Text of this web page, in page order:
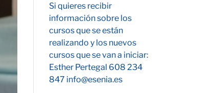
Si quieres recibir
información sobre los
cursos que se están
realizando y los nuevos
cursos que se van a iniciar:
Esther Pertegal 608 234
847 info@esenia.es